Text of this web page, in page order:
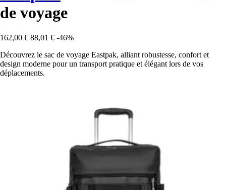
de voyage
162,00 € 88,01 € -46%
Découvrez le sac de voyage Eastpak, alliant robustesse, confort et
design moderne pour un transport pratique et élégant lors de vos
déplacements.